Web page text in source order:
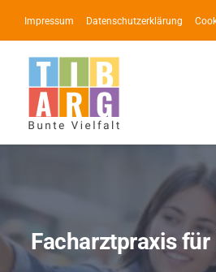
Inhalt
springen
Impressum Datenschutzerklärung
Service
News
Facharztpraxis